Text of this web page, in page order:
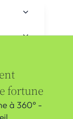
fortune
à 360° -